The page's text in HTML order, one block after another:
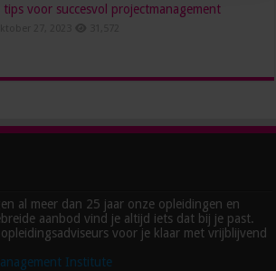
tips voor succesvol projectmanagement
al meer dan 25 jaar onze opleidingen en
aanbod vind je altijd iets dat bij je past.
voor je klaar met vrijblijvend
Institute